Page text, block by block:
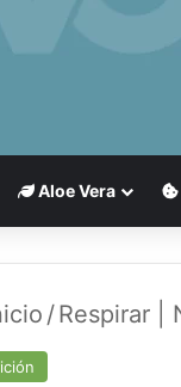
Aloe Vera
/Respirar |